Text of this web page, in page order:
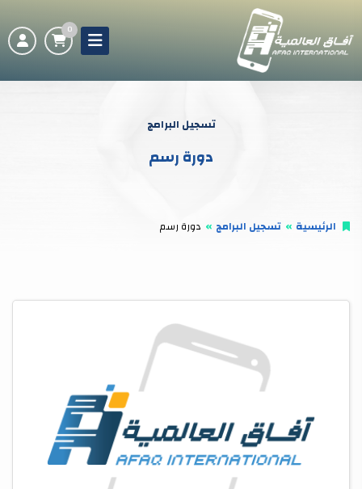
0
تسجيل البرامج
دورة رسم
الرئيسية تسجيل البرامج دورة رسم